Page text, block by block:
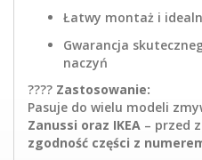
Łatwy montaż i
Gwarancja
naczyń
???? Zastosowanie:
Pasuje do wielu modeli
Zanussi oraz IKEA – przed
zgodność części z